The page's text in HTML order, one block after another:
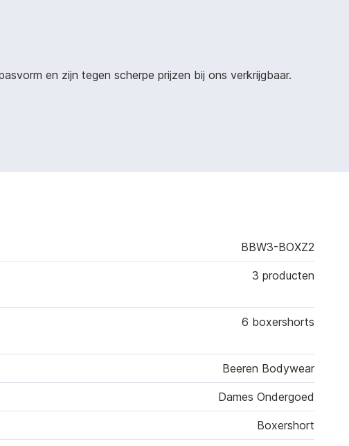
en zijn tegen scherpe prijzen bij ons verkrijgbaar.
BBW3-BOXZ2
3 producten
6 boxershorts
Beeren Bodywear
Dames Ondergoed
Boxershort